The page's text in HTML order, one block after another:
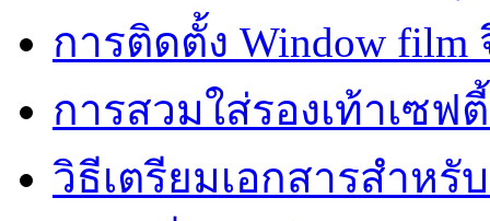
การติดตั้ง Window
การสวมใส่รองเท้าเซฟ
วิธีเตรียมเอกสารสำห